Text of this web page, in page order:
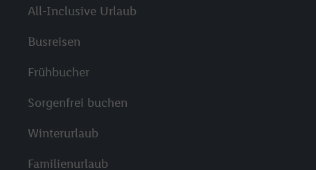
All-Inclusive Urlaub
Busreisen
Frühbucher
Sorgenfrei buchen
Winterurlaub
Familienurlaub